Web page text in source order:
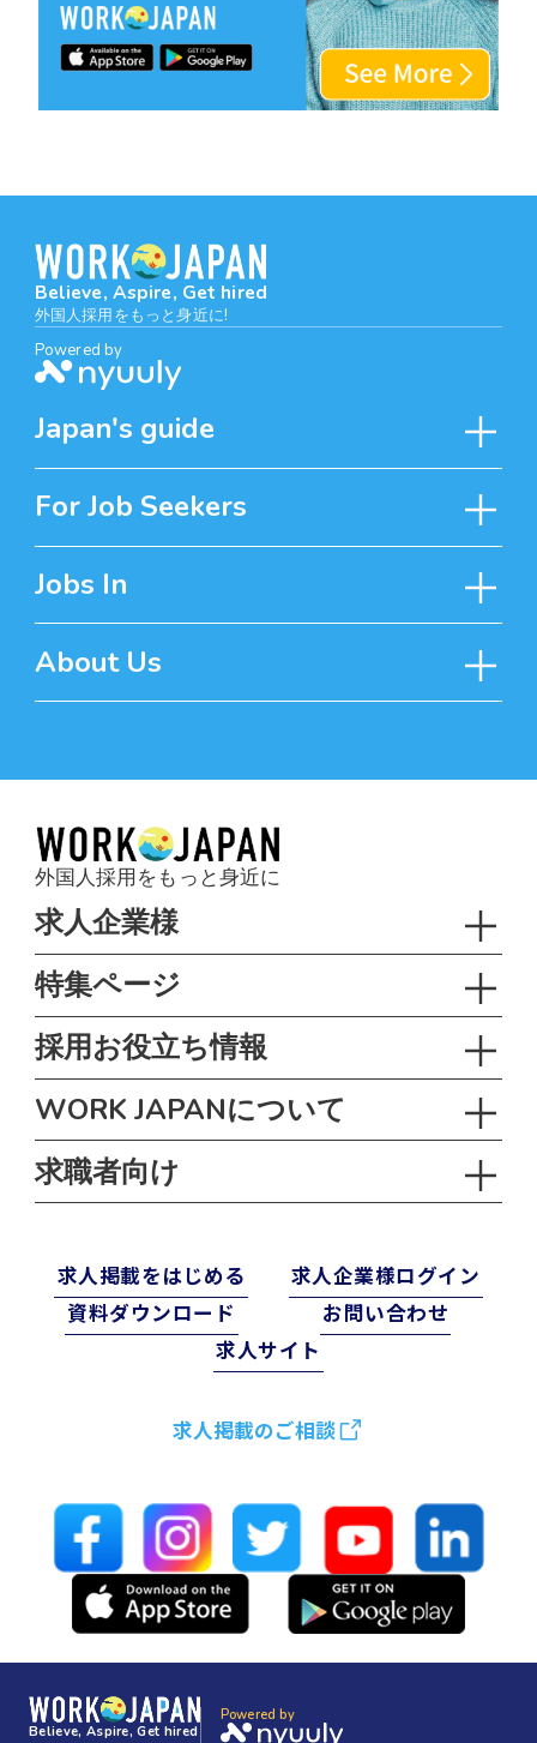
Believe, Aspire, Get hired
外国人採用をもっと身近に!
Powered by
Japan's guide
For Job Seekers
Jobs In
About Us
外国人採用をもっと身近に
求人企業様
特集ページ
採用お役立ち情報
WORK JAPANについて
求職者向け
求⼈掲載をはじめる
求⼈企業様ログイン
資料ダウンロード
お問い合わせ
求⼈サイト
求人掲載のご相談
Believe, Aspire, Get hired
Powered by